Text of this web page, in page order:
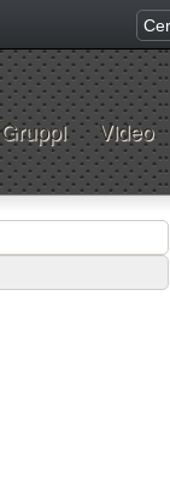
Gruppi Video